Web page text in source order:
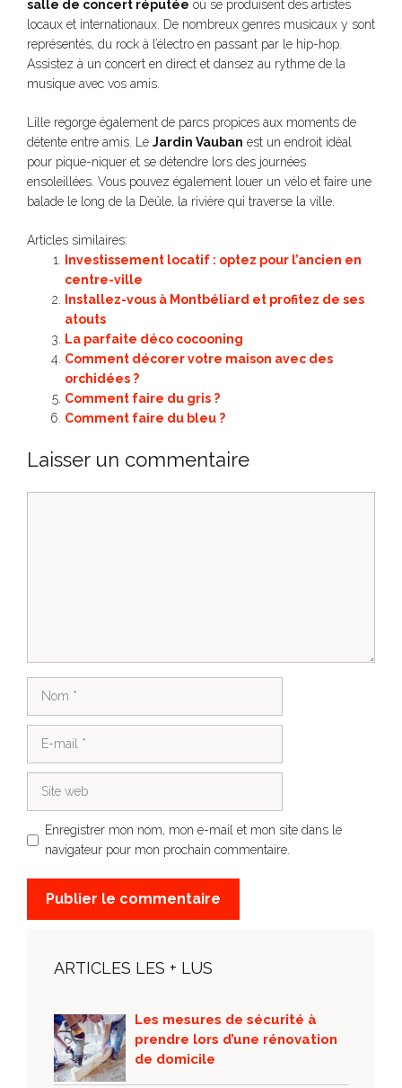
salle de concert réputée où se produisent des artistes
locaux et internationaux. De nombreux genres musicaux y sont
représentés, du rock à l’électro en passant par le hip-hop.
Assistez à un concert en direct et dansez au rythme de la
musique avec vos amis.
Lille regorge également de parcs propices aux moments de
détente entre amis. Le Jardin Vauban est un endroit idéal
pour pique-niquer et se détendre lors des journées
ensoleillées. Vous pouvez également louer un vélo et faire une
balade le long de la Deûle, la rivière qui traverse la ville.
Articles similaires:
Investissement locatif : optez pour l’ancien en
centre-ville
Installez-vous à Montbéliard et profitez de ses
atouts
La parfaite déco cocooning
Comment décorer votre maison avec des
orchidées ?
Comment faire du gris ?
Comment faire du bleu ?
Laisser un commentaire
Enregistrer mon nom, mon e-mail et mon site dans le
navigateur pour mon prochain commentaire.
ARTICLES LES + LUS
Les mesures de sécurité à
prendre lors d’une rénovation
de domicile